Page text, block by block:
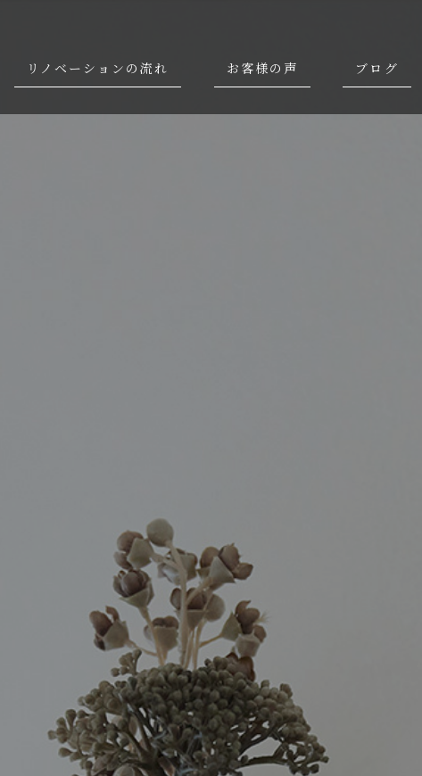
リノベーションの流れ お客様の声 ブログ